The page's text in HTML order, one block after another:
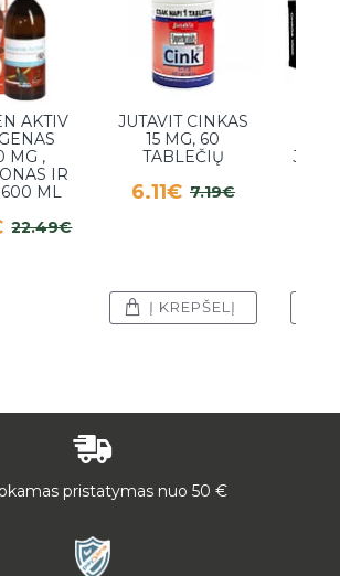
AKTIV
MG ,
IR
600 ML
22.49€
JUTAVIT CINKAS
15 MG, 60
TABLEČIŲ
6.11€ 7.19€
Į KREPŠELĮ
pristatymas nuo 50 €